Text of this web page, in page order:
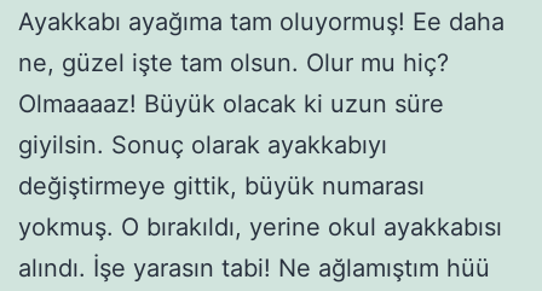
Ayakkabı ayağıma tam oluyormuş! Ee daha
ne, güzel işte tam olsun. Olur mu hiç?
Olmaaaaz! Büyük olacak ki uzun süre
giyilsin. Sonuç olarak ayakkabıyı
değiştirmeye gittik, büyük numarası
yokmuş. O bırakıldı, yerine okul ayakkabısı
alındı. İşe yarasın tabi! Ne ağlamıştım hüü